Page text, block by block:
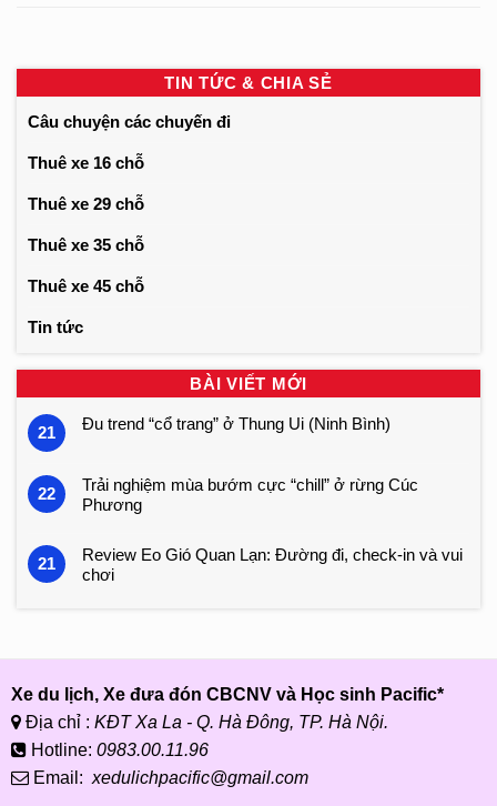
TIN TỨC & CHIA SẺ
Câu chuyện các chuyến đi
Thuê xe 16 chỗ
Thuê xe 29 chỗ
Thuê xe 35 chỗ
Thuê xe 45 chỗ
Tin tức
BÀI VIẾT MỚI
21 Đu trend “cổ trang” ở Thung Ui (Ninh Bình)
22
Trải nghiệm mùa bướm cực “chill” ở rừng Cúc
Phương
21
Review Eo Gió Quan Lạn: Đường đi, check-in và vui
chơi
Xe du lịch, Xe đưa đón CBCNV và Học sinh Pacific*
Địa chỉ : KĐT Xa La - Q. Hà Đông, TP. Hà Nội.
Hotline: 0983.00.11.96
Email: xedulichpacific@gmail.com